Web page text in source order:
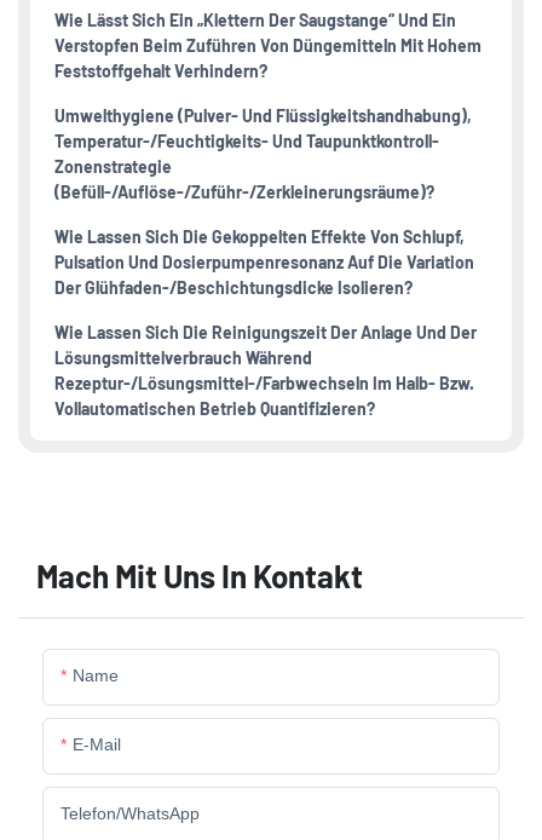
Wie Lässt Sich Ein „Klettern Der Saugstange“ Und Ein
Verstopfen Beim Zuführen Von Düngemitteln Mit Hohem
Feststoffgehalt Verhindern?
Umwelthygiene (Pulver- Und Flüssigkeitshandhabung),
Temperatur-/Feuchtigkeits- Und Taupunktkontroll-
Zonenstrategie
(Befüll-/Auflöse-/Zuführ-/Zerkleinerungsräume)?
Wie Lassen Sich Die Gekoppelten Effekte Von Schlupf,
Pulsation Und Dosierpumpenresonanz Auf Die Variation
Der Glühfaden-/Beschichtungsdicke Isolieren?
Wie Lassen Sich Die Reinigungszeit Der Anlage Und Der
Lösungsmittelverbrauch Während
Rezeptur-/Lösungsmittel-/Farbwechseln Im Halb- Bzw.
Vollautomatischen Betrieb Quantifizieren?
Mach Mit Uns In Kontakt
Name
E-Mail
Telefon/WhatsApp